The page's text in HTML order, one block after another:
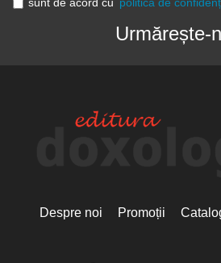
sunt de acord cu politica de
Urmărește-
Despre noi Promoții